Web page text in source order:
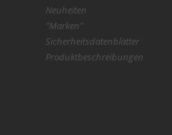
Neuheiten
"Marken"
Sicherheitsdatenblätter
Produktbeschreibungen